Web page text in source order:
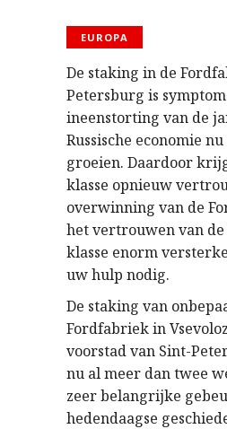
EUROPA
De staking in de
Petersburg is
ineenstorting van de
Russische economie
groeien. Daardoor
klasse opnieuw
overwinning van de
het vertrouwen van
klasse enorm
uw hulp nodig.
De staking van
Fordfabriek in
voorstad van Sint-
nu al meer dan twee
zeer belangrijke
hedendaagse